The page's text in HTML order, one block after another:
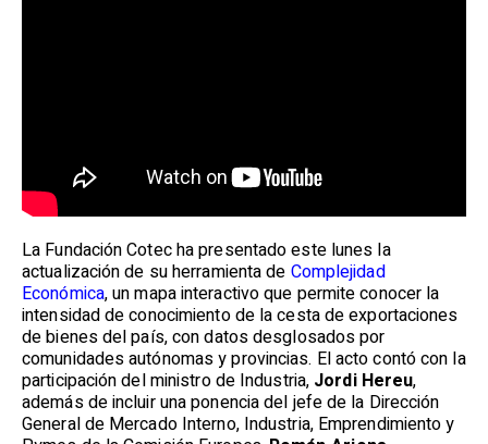
La Fundación Cotec ha presentado este lunes la
actualización de su herramienta de Complejidad
Económica, un mapa interactivo que permite conocer la
intensidad de conocimiento de la cesta de exportaciones
de bienes del país, con datos desglosados por
comunidades autónomas y provincias. El acto contó con la
participación del ministro de Industria, Jordi Hereu,
además de incluir una ponencia del jefe de la Dirección
General de Mercado Interno, Industria, Emprendimiento y